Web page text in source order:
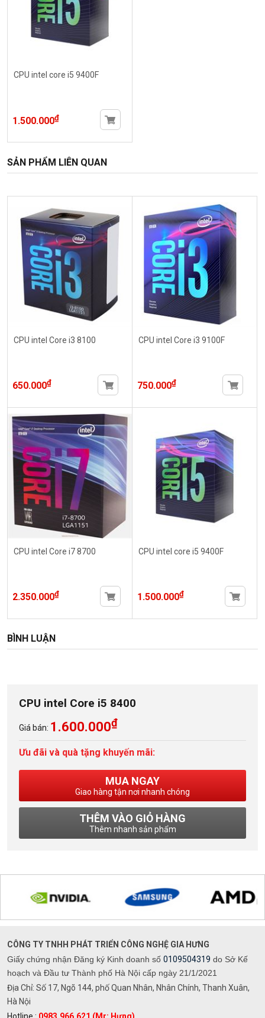
CPU intel core i5 9400F
1.500.000₫
SẢN PHẨM LIÊN QUAN
CPU intel Core i3 8100
650.000₫
CPU intel Core i3 9100F
750.000₫
CPU intel Core i7 8700
2.350.000₫
CPU intel core i5 9400F
1.500.000₫
BÌNH LUẬN
CPU intel Core i5 8400
Giá bán: 1.600.000₫
Ưu đãi và quà tặng khuyến mãi:
MUA NGAY
Giao hàng tận nơi nhanh chóng
THÊM VÀO GIỎ HÀNG
Thêm nhanh sản phẩm
CÔNG TY TNHH PHÁT TRIỂN CÔNG NGHỆ GIA HƯNG
Giấy chứng nhận Đăng ký Kinh doanh số 0109504319 do Sở Kế
hoạch và Đầu tư Thành phố Hà Nội cấp ngày 21/1/2021
Địa Chỉ: Số 17, Ngõ 144, phố Quan Nhân, Nhân Chính, Thanh Xuân,
Hà Nội